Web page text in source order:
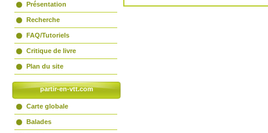
Présentation
Recherche
FAQ/Tutoriels
Critique de livre
Plan du site
partir-en-vtt.com
Carte globale
Balades